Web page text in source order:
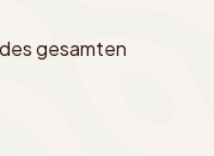
gesamten